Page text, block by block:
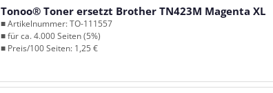
Tonoo® Toner ersetzt Brother TN423M Magenta XL
■ Artikelnummer: TO-111557
■ für ca. 4.000 Seiten (5%)
■ Preis/100 Seiten: 1,25 €